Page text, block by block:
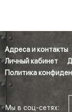
Адреса и контакты
Личный кабинет
Политика
Мы в соц-сетях: